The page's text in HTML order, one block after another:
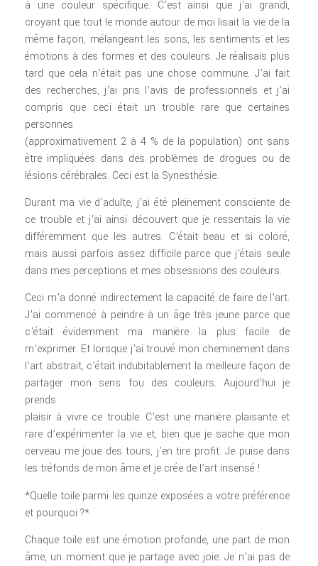
à une couleur spécifique. C’est ainsi que j’ai grandi,
croyant que tout le monde autour de moi lisait la vie de la
même façon, mélangeant les sons, les sentiments et les
émotions à des formes et des couleurs. Je réalisais plus
tard que cela n’était pas une chose commune. J’ai fait
des recherches, j’ai pris l’avis de professionnels et j’ai
compris que ceci était un trouble rare que certaines
personnes
(approximativement 2 à 4 % de la population) ont sans
être impliquées dans des problèmes de drogues ou de
lésions cérébrales. Ceci est la Synesthésie.
Durant ma vie d’adulte, j’ai été pleinement consciente de
ce trouble et j’ai ainsi découvert que je ressentais la vie
différemment que les autres. C’était beau et si coloré,
mais aussi parfois assez difficile parce que j’étais seule
dans mes perceptions et mes obsessions des couleurs.
Ceci m’a donné indirectement la capacité de faire de l’art.
J’ai commencé à peindre à un âge très jeune parce que
c’était évidemment ma manière la plus facile de
m’exprimer. Et lorsque j’ai trouvé mon cheminement dans
l’art abstrait, c’était indubitablement la meilleure façon de
partager mon sens fou des couleurs. Aujourd’hui je
prends
plaisir à vivre ce trouble. C’est une manière plaisante et
rare d’expérimenter la vie et, bien que je sache que mon
cerveau me joue des tours, j’en tire profit. Je puise dans
les tréfonds de mon âme et je crée de l’art insensé !
*Quelle toile parmi les quinze exposées a votre préférence
et pourquoi ?*
Chaque toile est une émotion profonde, une part de mon
âme, un moment que je partage avec joie. Je n’ai pas de